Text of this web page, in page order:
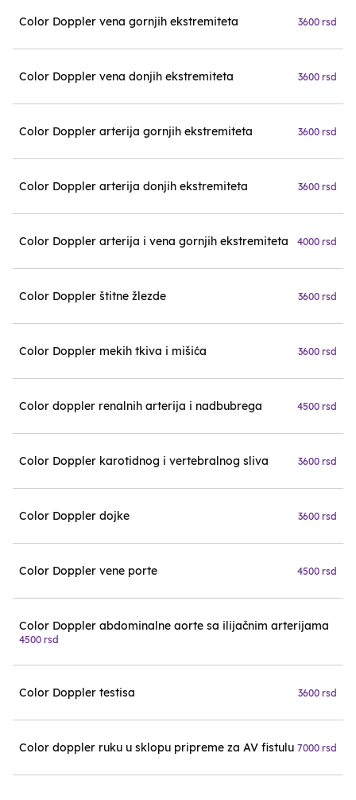
Color Doppler vena gornjih ekstremiteta 3600 rsd
Color Doppler vena donjih ekstremiteta 3600 rsd
Color Doppler arterija gornjih ekstremiteta 3600 rsd
Color Doppler arterija donjih ekstremiteta 3600 rsd
Color Doppler arterija i vena gornjih ekstremiteta 4000 rsd
Color Doppler štitne žlezde 3600 rsd
Color Doppler mekih tkiva i mišića 3600 rsd
Color doppler renalnih arterija i nadbubrega 4500 rsd
Color Doppler karotidnog i vertebralnog sliva 3600 rsd
Color Doppler dojke 3600 rsd
Color Doppler vene porte 4500 rsd
Color Doppler abdominalne aorte sa ilijačnim arterijama
4500 rsd
Color Doppler testisa 3600 rsd
Color doppler ruku u sklopu pripreme za AV fistulu 7000 rsd